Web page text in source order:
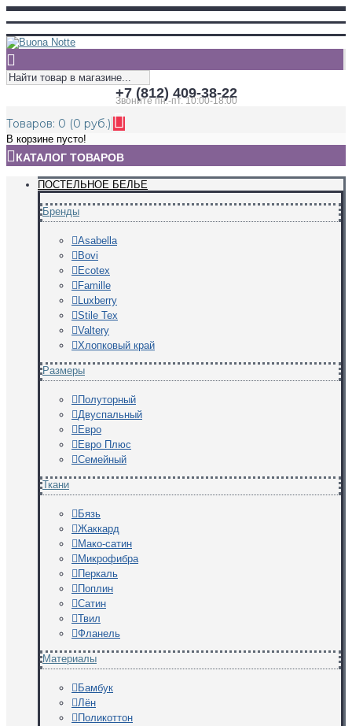
+7 (812) 409-38-22
Звоните пн.-пт. 10:00-18:00
Товаров: 0 (0 руб.)
В корзине пусто!
КАТАЛОГ ТОВАРОВ
ПОСТЕЛЬНОЕ БЕЛЬЕ
Бренды
Asabella
Bovi
Ecotex
Famille
Luxberry
Stile Tex
Valtery
Хлопковый край
Размеры
Полуторный
Двуспальный
Евро
Евро Плюс
Семейный
Ткани
Бязь
Жаккард
Мако-сатин
Микрофибра
Перкаль
Поплин
Сатин
Твил
Фланель
Материалы
Бамбук
Лён
Поликоттон